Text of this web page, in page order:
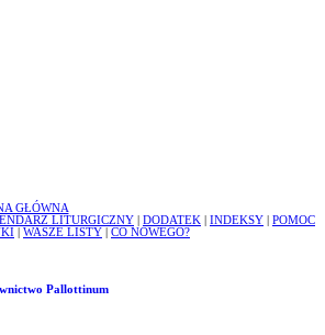
GŁÓWNA
LITURGICZNY DODATEK INDEKSY
POMOC
WASZE LISTY CO NOWEGO?
Pallottinum